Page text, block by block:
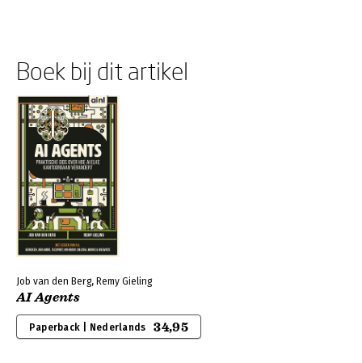
Boek bij dit artikel
Job van den Berg, Remy Gieling
AI Agents
Paperback | Nederlands 34,95